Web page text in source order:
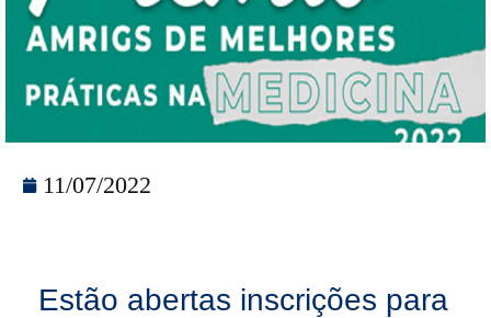
11/07/2022
Estão abertas inscrições para